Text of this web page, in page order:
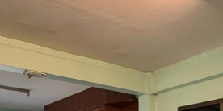
รายการที่ 2